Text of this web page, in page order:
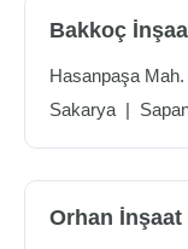
Bakkoç
Hasanpaşa
Sakarya |
Orhan İnşaat